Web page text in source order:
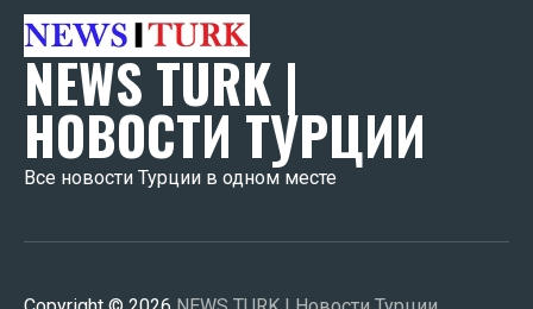
NEWS TURK |
НОВОСТИ ТУРЦИИ
Все новости Турции в одном месте